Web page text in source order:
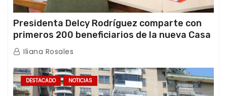
Presidenta Delcy Rodríguez comparte con
primeros 200 beneficiarios de la nueva Casa
de los Abuelos “La Primavera” en Caracas
Iliana Rosales
DESTACADO NOTICIAS